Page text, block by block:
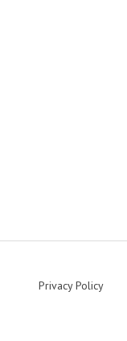
Privacy Policy